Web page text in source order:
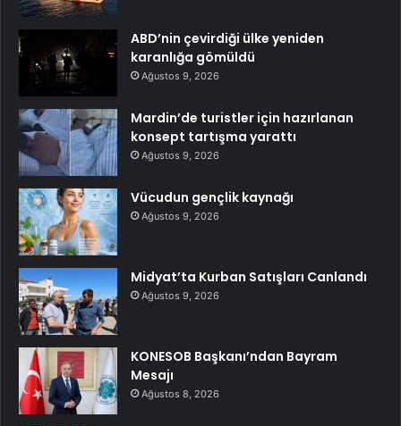
ABD’nin çevirdiği ülke yeniden
karanlığa gömüldü
Ağustos 9, 2026
Mardin’de turistler için hazırlanan
konsept tartışma yarattı
Ağustos 9, 2026
Vücudun gençlik kaynağı
Ağustos 9, 2026
Midyat’ta Kurban Satışları Canlandı
Ağustos 9, 2026
KONESOB Başkanı’ndan Bayram
Mesajı
Ağustos 8, 2026